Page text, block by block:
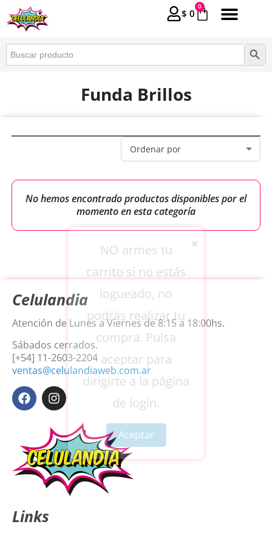
$ 0
0
Buscar: Botón
Funda Brillos
No hemos encontrado productos disponibles por el
momento en esta categoría
Celulandia
Atención de Lunes a Viernes de 8:15 a 18:00hs.
Sábados cerrados.
[+54] 11-2603-2204
ventas@celulandiaweb.com.ar
Links
×
NO armes tu
carrito si no estás
logueado, no
podrás realizar tu
compra. Pulsa
aceptar para
dirigirte a la página
de login.
Aceptar